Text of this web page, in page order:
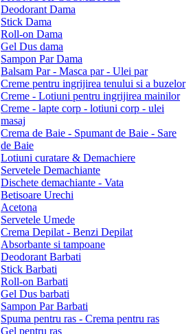
Deodorant Dama
Stick Dama
Roll-on Dama
Gel Dus dama
Sampon Par Dama
Balsam Par - Masca par - Ulei par
Creme pentru ingrijirea tenului si a buzelor
Creme - Lotiuni pentru ingrijirea mainilor
Creme - lapte corp - lotiuni corp - ulei
masaj
Crema de Baie - Spumant de Baie - Sare
de Baie
Lotiuni curatare & Demachiere
Servetele Demachiante
Dischete demachiante - Vata
Betisoare Urechi
Acetona
Servetele Umede
Crema Depilat - Benzi Depilat
Absorbante si tampoane
Deodorant Barbati
Stick Barbati
Roll-on Barbati
Gel Dus barbati
Sampon Par Barbati
Spuma pentru ras - Crema pentru ras
Gel pentru ras